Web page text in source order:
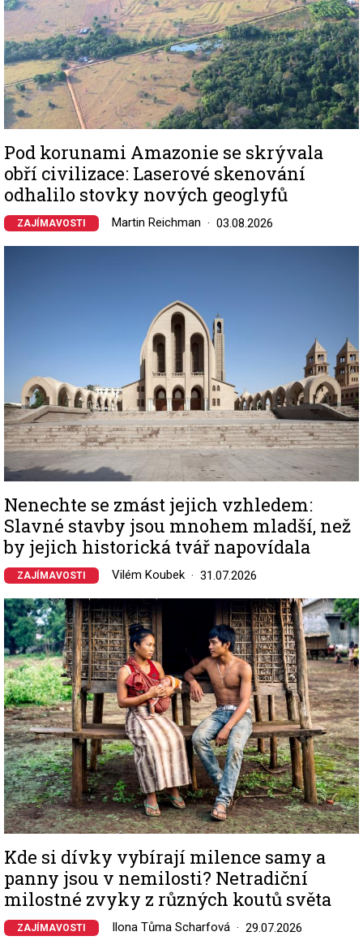
Pod korunami Amazonie se skrývala
obří civilizace: Laserové skenování
odhalilo stovky nových geoglyfů
ZAJÍMAVOSTI Martin Reichman 03.08.2026
Nenechte se zmást jejich vzhledem:
Slavné stavby jsou mnohem mladší, než
by jejich historická tvář napovídala
ZAJÍMAVOSTI Vilém Koubek 31.07.2026
Image
Kde si dívky vybírají milence samy a
panny jsou v nemilosti? Netradiční
milostné zvyky z různých koutů světa
ZAJÍMAVOSTI Ilona Tůma Scharfová 29.07.2026